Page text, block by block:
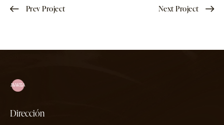
Prev Project Next Project
Dirección